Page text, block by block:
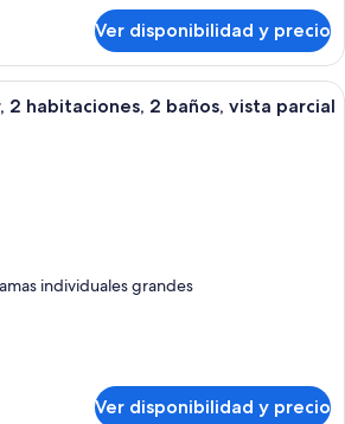
Ver disponibilidad y precio
Una sala de estar moderna con
habitaciones, 2 baños, vista parcial
individuales grandes
Ver disponibilidad y precio